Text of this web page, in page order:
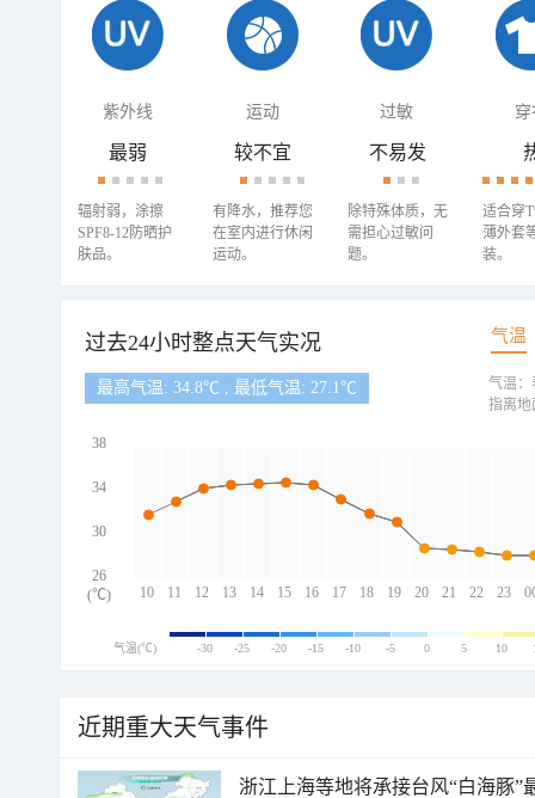
紫外线 运动 过敏 穿
最弱
辐射弱，涂擦
SPF8-12防晒护
肤品。
较不宜
有降水，推荐您
在室内进行休闲
运动。
不易发
除特殊体质，无
需担心过敏问
题。
适合穿
薄外套
装。
过去24小时整点天气实况 气温
最高气温: 34.8℃ , 最低气温: 27.1℃
10 11 12 13 14 15 16 17 18 19 20 21 22 23
38
34
30
26
(℃)
气温：
指离地
气温(℃) -30 -25 -20 -15 -10 -5 0 5 10
近期重大天气事件
浙江上海等地将承接台风“白海豚”